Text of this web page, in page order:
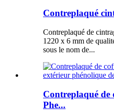
Contreplaqué
Contreplaqué de
1220 x 6 mm de
sous le nom de...
Contreplaqué de
Phe...